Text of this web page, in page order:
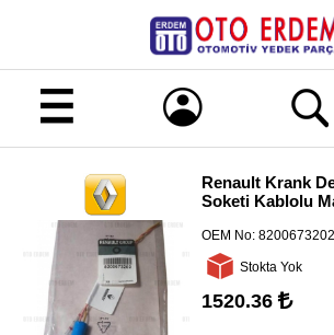
Merhaba!
Giriş
Kayıt
Kampanyalı
Ürünler
Renault Krank
Soketi Kablolu
OEM No:8200673202
Stokta Yok
1520.36